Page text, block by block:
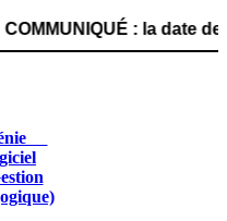
: la date de